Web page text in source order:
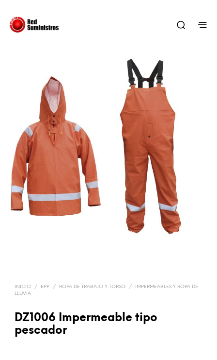
INICIO / EPP / ROPA DE TRABAJO Y TORSO /
IMPERMEABLES Y ROPA DE
LLUVIA
DZ1006 Impermeable tipo
pescador